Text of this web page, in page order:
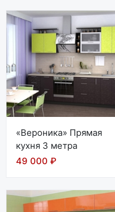
«Вероника» Прямая
кухня 3 метра
49 000 ₽